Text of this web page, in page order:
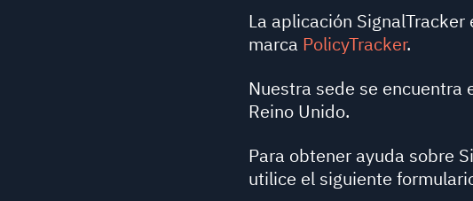
La aplicación
marca PolicyTracker.
Nuestra sede se encuentra
Reino Unido.
Para obtener ayuda sobre
utilice el siguiente